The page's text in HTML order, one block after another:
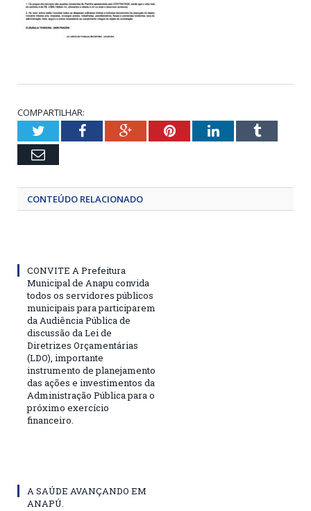
COMPARTILHAR:
TwitterFacebookGoogle+PinterestLinkedInTumblr
Email
CONTEÚDO RELACIONADO
CONVITE A Prefeitura
Municipal de Anapu convida
todos os servidores públicos
municipais para participarem
da Audiência Pública de
discussão da Lei de
Diretrizes Orçamentárias
(LDO), importante
instrumento de planejamento
das ações e investimentos da
Administração Pública para o
próximo exercício
financeiro.
A SAÚDE AVANÇANDO EM
ANAPÚ.